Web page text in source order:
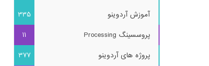
آموزش آردوینو
335
پروسسینگ Processing
11
پروژه های آردوینو
377